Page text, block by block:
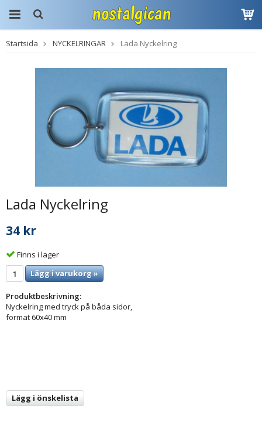
Produkten har blivit
tillagd i varukorgen
Startsida NYCKELRINGAR Lada Nyckelring
Lada Nyckelring
34 kr
Finns i lager
Lägg i varukorg »
Produktbeskrivning:
Nyckelring med tryck på båda sidor,
format 60x40 mm
Lägg i önskelista